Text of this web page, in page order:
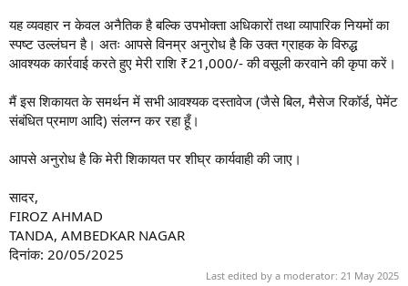
यह व्यवहार न केवल अनैतिक है बल्कि उपभोक्ता अधिकारों तथा व्यापारिक नियमों का
स्पष्ट उल्लंघन है। अतः आपसे विनम्र अनुरोध है कि उक्त ग्राहक के विरुद्ध
आवश्यक कार्रवाई करते हुए मेरी राशि ₹21,000/- की वसूली करवाने की कृपा करें।
मैं इस शिकायत के समर्थन में सभी आवश्यक दस्तावेज (जैसे बिल, मैसेज रिकॉर्ड, पेमेंट
संबंधित प्रमाण आदि) संलग्न कर रहा हूँ।
आपसे अनुरोध है कि मेरी शिकायत पर शीघ्र कार्यवाही की जाए।
सादर,
FIROZ AHMAD
TANDA, AMBEDKAR NAGAR
दिनांक: 20/05/2025
Last edited by a moderator: 21 May 2025